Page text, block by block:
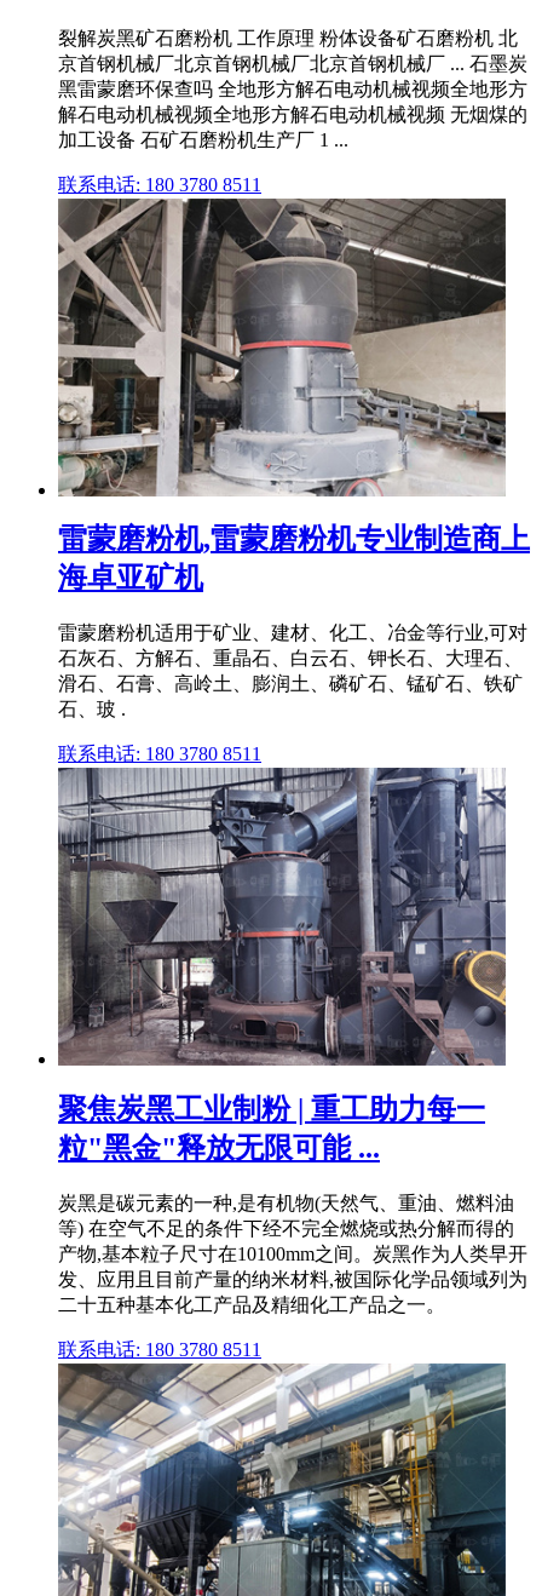
裂解炭黑矿石磨粉机 工作原理 粉体设备矿石磨粉机 北
京首钢机械厂北京首钢机械厂北京首钢机械厂 ... 石墨炭
黑雷蒙磨环保查吗 全地形方解石电动机械视频全地形方
解石电动机械视频全地形方解石电动机械视频 无烟煤的
加工设备 石矿石磨粉机生产厂 1 ...
联系电话: 180 3780 8511
雷蒙磨粉机,雷蒙磨粉机专业制造商上
海卓亚矿机
雷蒙磨粉机适用于矿业、建材、化工、冶金等行业,可对
石灰石、方解石、重晶石、白云石、钾长石、大理石、
滑石、石膏、高岭土、膨润土、磷矿石、锰矿石、铁矿
石、玻 .
联系电话: 180 3780 8511
聚焦炭黑工业制粉 | 重工助力每一
粒"黑金"释放无限可能 ...
炭黑是碳元素的一种,是有机物(天然气、重油、燃料油
等) 在空气不足的条件下经不完全燃烧或热分解而得的
产物,基本粒子尺寸在10100mm之间。炭黑作为人类早开
发、应用且目前产量的纳米材料,被国际化学品领域列为
二十五种基本化工产品及精细化工产品之一。
联系电话: 180 3780 8511